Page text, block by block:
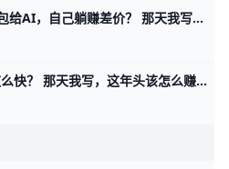
把工作承包给AI，自己躺赚差价？ 那天我写，这年头该怎么赚钱时，有读者问我，如果自己从事的是耗材型的工作，又无心提升。 是不是只要用好AI，让它去当耗材替身，就会迎来春天？ 就像
为什么这些小人爬这么快？ 那天我写，这年头该怎么赚钱时，有个读者留言问我： 他说，他感觉，好像那四个类型，无论哪个，都是小人爬的更加快。 按说不该这么讲，因为有些书生气，